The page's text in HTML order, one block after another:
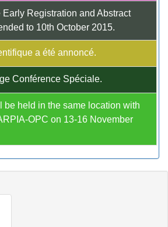
Early Registration and Abstract
to 10th October 2015.
a été annoncé.
Conférence Spéciale.
be held in the same location with
OPC on 13-16 November